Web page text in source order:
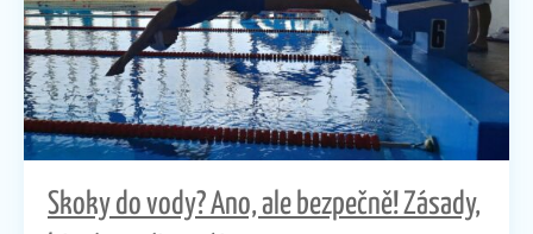
Skoky do vody? Ano, ale bezpečně! Zásady,